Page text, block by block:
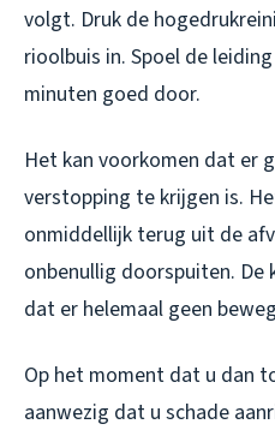
volgt. Druk de
rioolbuis in. Spoel de
minuten goed door.
Het kan voorkomen dat er
verstopping te krijgen is.
onmiddellijk terug uit de
onbenullig doorspuiten. De
dat er helemaal geen
Op het moment dat u dan
aanwezig dat u schade